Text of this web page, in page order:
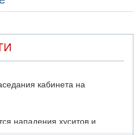
кабинета на
нападения хуситов и